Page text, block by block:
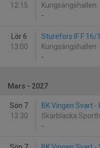
12:15
Kungsängshallen
-
Lör 6
13:00
Sturefors IF F 16/
Kungsängshallen
-
Mars - 2027
Sön 7
13:30
BK Vingen Svart
Skärblacka
-